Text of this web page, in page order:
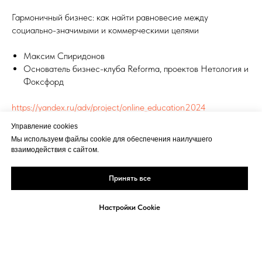
Гармоничный бизнес: как найти равновесие между
социально-значимыми и коммерческими целями
Максим Спиридонов
Основатель бизнес-клуба Reforma, проектов Нетология и
Фоксфорд
https://yandex.ru/adv/project/online_education2024
ТЕХНОЛОГИИ
Управление cookies
Мы используем файлы cookie для обеспечения наилучшего
взаимодействия с сайтом.
Принять все
Настройки Cookie